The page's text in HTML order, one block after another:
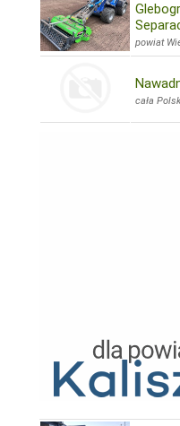
powiat
cała